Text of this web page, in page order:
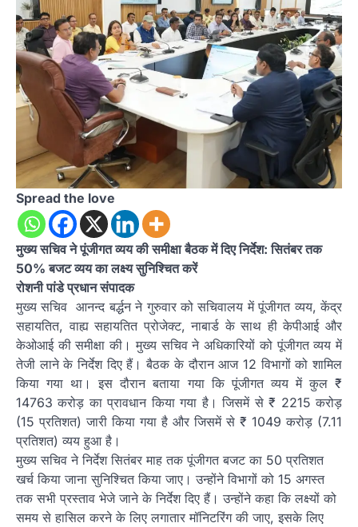
Spread the love
मुख्य सचिव ने पूंजीगत व्यय की समीक्षा बैठक में दिए निर्देश: सितंबर तक
50% बजट व्यय का लक्ष्य सुनिश्चित करें
रोशनी पांडे प्रधान संपादक
मुख्य सचिव आनन्द बर्द्धन ने गुरुवार को सचिवालय में पूंजीगत व्यय, केंद्र
सहायतित, वाह्य सहायतित प्रोजेक्ट, नाबार्ड के साथ ही केपीआई और
केओआई की समीक्षा की। मुख्य सचिव ने अधिकारियों को पूंजीगत व्यय में
तेजी लाने के निर्देश दिए हैं। बैठक के दौरान आज 12 विभागों को शामिल
किया गया था। इस दौरान बताया गया कि पूंजीगत व्यय में कुल ₹
14763 करोड़ का प्रावधान किया गया है। जिसमें से ₹ 2215 करोड़
(15 प्रतिशत) जारी किया गया है और जिसमें से ₹ 1049 करोड़ (7.11
प्रतिशत) व्यय हुआ है।
मुख्य सचिव ने निर्देश सितंबर माह तक पूंजीगत बजट का 50 प्रतिशत
खर्च किया जाना सुनिश्चित किया जाए। उन्होंने विभागों को 15 अगस्त
तक सभी प्रस्ताव भेजे जाने के निर्देश दिए हैं। उन्होंने कहा कि लक्ष्यों को
समय से हासिल करने के लिए लगातार मॉनिटरिंग की जाए, इसके लिए